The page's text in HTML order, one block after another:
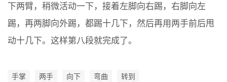
下两臂，稍微活动一下，接着左脚向右踢，右脚向左
踢，再两脚向外踢，都踢十几下，然后再用两手前后甩
动十几下。这样第八段就完成了。
手掌 两手 向下 弯曲 转到